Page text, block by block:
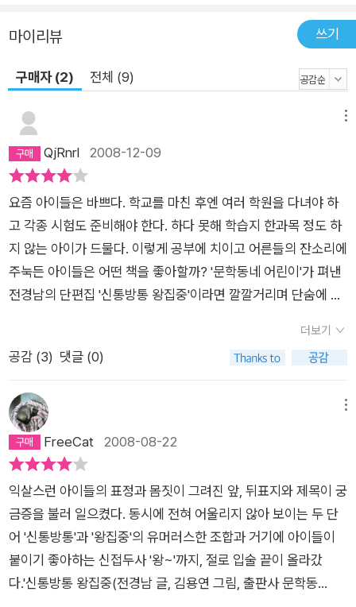
마이리뷰 쓰기
구매자 (2) 전체 (9)
QjRnrl 2008-12-09
요즘 아이들은 바쁘다. 학교를 마친 후엔 여러 학원을 다녀야 하
고 각종 시험도 준비해야 한다. 하다 못해 학습지 한과목 정도 하
지 않는 아이가 드물다. 이렇게 공부에 치이고 어른들의 잔소리에
주눅든 아이들은 어떤 책을 좋아할까? '문학동네 어린이'가 펴낸
전경남의 단편집 '신통방통 왕집중'이라면 깔깔거리며 단숨에 읽
한층 더해 준다. 네편의 이야기는 공통된 구조를 가지고 있다. 주
인공은 부모와 갈등을 일으키고 모험을 한다. 모험의 과정에서 불
안감이 고조될 즈음 위험한 상황이 해소되고 일상으로 돌아온다.
단순하고 명쾌한 이야기 구조는 아이들이 이야기에 쉽게 빠져들
도록 이끈다. 모험이 끝나고 일상으로 돌아오는 설정은 부모가 억
압의 존재인 동시에 아이들을 위험에서 보호해주는 존재라는 것
의 품으로 돌아와 갈등이 해소되는 것을 보여줌으로써안정된 구
조를 이룬다. 작품 속에서 주인공들은 다양한 형태로 갈등을 겪는
다. 진석이는 어린이날에도 혼자 있게 되어 외롭다. 민기는 일요
일 아침에 늦잠을 자는 부모를 깨우려다 혼이 난다. 준환이는 쉴
틈도 없이 학원으로 내모는 엄마 때문에 집에 빨리 가기가 싫고
더보기
공감 (3) 댓글 (0)
FreeCat 2008-08-22
익살스런 아이들의 표정과 몸짓이 그려진 앞, 뒤표지와 제목이 궁
금증을 불러 일으켰다. 동시에 전혀 어울리지 않아 보이는 두 단
어 '신통방통'과 '왕집중'의 유머러스한 조합과 거기에 아이들이
붙이기 좋아하는 신접두사 '왕~'까지, 절로 입술 끝이 올라갔
다.'신통방통 왕집중(전경남 글, 김용연 그림, 출판사 문학동